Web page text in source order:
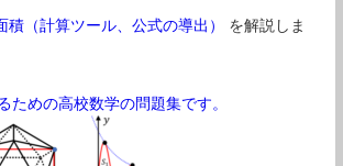
積（計算ツール、公式の導出）
を解説しま
ための高校数学の問題集です。